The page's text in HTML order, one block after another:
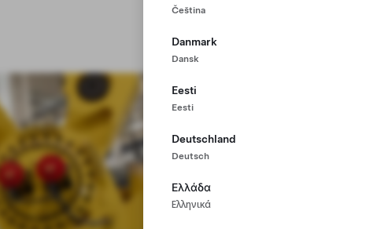
Čeština
Danmark
Dansk
Eesti
Eesti
Deutschland
Deutsch
Ελλάδα
Ελληνικά